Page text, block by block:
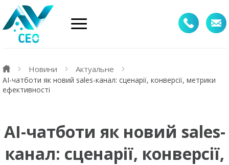
Новини Актуальне
AI-чатботи як новий sales-канал: сценарії, конверсії, метрики
ефективності
AI-чатботи як новий sales-
канал: сценарії, конверсії,